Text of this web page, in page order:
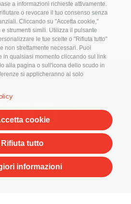
a informazioni richieste attivamente.
o revocare il tuo consenso senza
Cliccando su "Accetta cookie,"
strumenti simili. Utilizza il pulsante
le tue scelte o "Rifiuta tutto"
non strettamente necessari. Puoi
in qualsiasi momento cliccando sul link
alla pagina o sull'icona dello scudo in
si applicheranno al solo
cookie
Rifiuta tutto
informazioni
e Nautica
per Impianti Fotovoltaici
newsletter!